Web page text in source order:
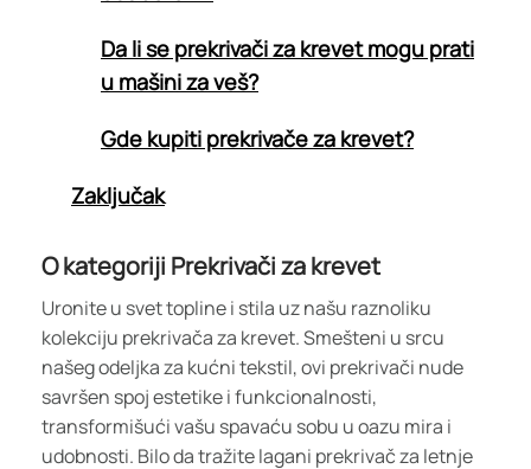
Da li se prekrivači za krevet mogu prati
u mašini za veš?
Gde kupiti prekrivače za krevet?
Zaključak
O kategoriji Prekrivači za krevet
Uronite u svet topline i stila uz našu raznoliku
kolekciju prekrivača za krevet. Smešteni u srcu
našeg odeljka za kućni tekstil, ovi prekrivači nude
savršen spoj estetike i funkcionalnosti,
transformišući vašu spavaću sobu u oazu mira i
udobnosti. Bilo da tražite lagani prekrivač za letnje